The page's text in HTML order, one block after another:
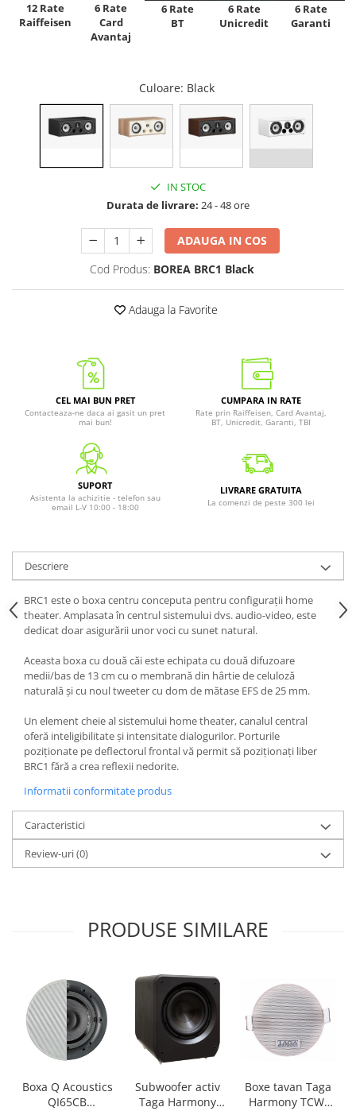
12 Rate
Raiffeisen
6 Rate
Card
Avantaj
6 Rate
BT
6 Rate
Unicredit
6 Rate
Garanti
Culoare: Black
IN STOC
Durata de livrare: 24 - 48 ore
ADAUGA IN COS
Cod Produs: BOREA BRC1 Black
Adauga la Favorite
CEL MAI BUN PRET
Contacteaza-ne daca ai gasit un pret
mai bun!
CUMPARA IN RATE
Rate prin Raiffeisen, Card Avantaj,
BT, Unicredit, Garanti, TBI
SUPORT
Asistenta la achizitie - telefon sau
email L-V 10:00 - 18:00
LIVRARE GRATUITA
La comenzi de peste 300 lei
Descriere
BRC1 este o boxa centru conceputa pentru configurații home
theater. Amplasata în centrul sistemului dvs. audio-video, este
dedicat doar asigurării unor voci cu sunet natural.
Aceasta boxa cu două căi este echipata cu două difuzoare
medii/bas de 13 cm cu o membrană din hârtie de celuloză
naturală și cu noul tweeter cu dom de mătase EFS de 25 mm.
Un element cheie al sistemului home theater, canalul central
oferă inteligibilitate și intensitate dialogurilor. Porturile
poziționate pe deflectorul frontal vă permit să poziționați liber
BRC1 fără a crea reflexii nedorite.
Informatii conformitate produs
Caracteristici
Review-uri(0)
PRODUSE SIMILARE
Boxa Q Acoustics
QI65CB
Subwoofer activ
Taga Harmony
Boxe tavan Taga
Harmony TCW-